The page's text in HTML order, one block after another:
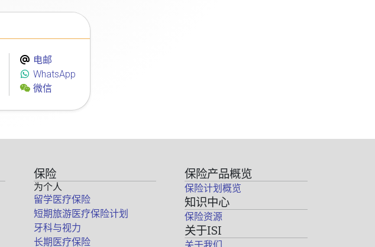
电邮
WhatsApp
微信
保险
为个人
留学医疗保险
短期旅游医疗保险计划
牙科与视力
长期医疗保险
保险产品概览
保险计划概览
知识中心
保险资源
关于ISI